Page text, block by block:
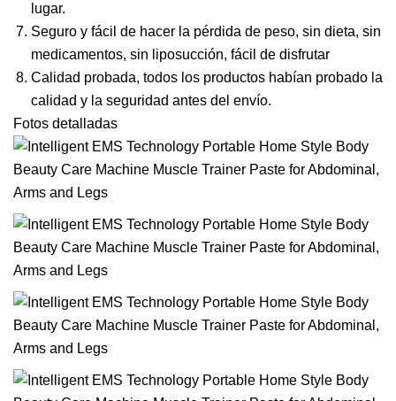
lugar.
Seguro y fácil de hacer la pérdida de peso, sin dieta, sin
medicamentos, sin liposucción, fácil de disfrutar
Calidad probada, todos los productos habían probado la
calidad y la seguridad antes del envío.
Fotos detalladas